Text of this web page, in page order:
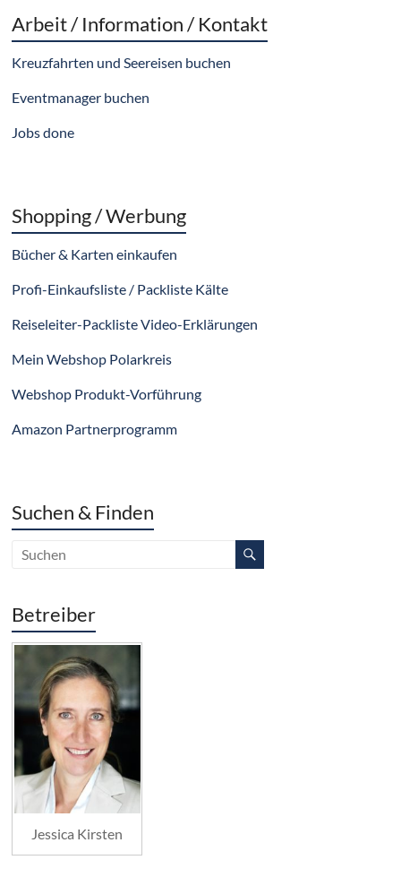
Arbeit / Information / Kontakt
Kreuzfahrten und Seereisen buchen
Eventmanager buchen
Jobs done
Shopping / Werbung
Bücher & Karten einkaufen
Profi-Einkaufsliste / Packliste Kälte
Reiseleiter-Packliste Video-Erklärungen
Mein Webshop Polarkreis
Webshop Produkt-Vorführung
Amazon Partnerprogramm
Suchen & Finden
Betreiber
Jessica Kirsten